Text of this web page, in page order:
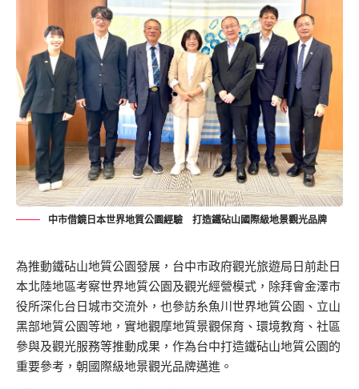
中市借鏡日本世界地質公園經驗 打造鐵砧山國際級地景觀光品牌
為推動鐵砧山地質公園發展，台中市政府觀光旅遊局日前赴日
本北陸地區考察世界地質公園及觀光經營模式，除拜會金澤市
役所深化台日城市交流外，也參訪糸魚川世界地質公園、立山
黑部地質公園等地，實地觀摩地質景觀保育、環境教育、社區
參與及觀光服務等推動成果，作為台中打造鐵砧山地質公園的
重要參考，朝國際級地景觀光品牌邁進。